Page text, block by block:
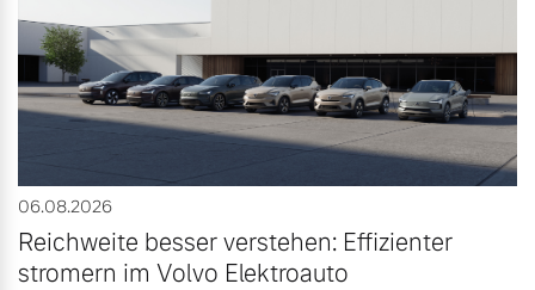
Volvo Gebrauchtwagenbörse
Gebrauchtwagen
Zubehörkatalog
Unser Team
Unsere News & Events
06.08.2026
Reichweite besser verstehen: Effizienter
stromern im Volvo Elektroauto